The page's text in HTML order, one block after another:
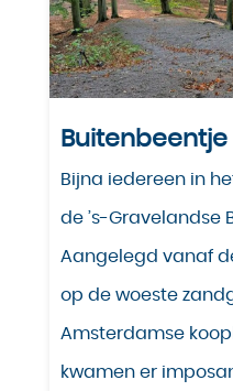
Bijna iedereen in
de ’s-Gravelandse
Aangelegd vanaf
op de woeste
Amsterdamse
kwamen er